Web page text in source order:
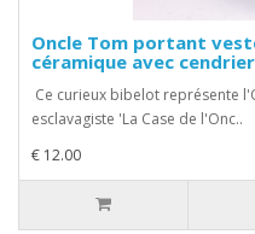
Oncle Tom portant
céramique avec
Ce curieux bibelot représente
esclavagiste 'La Case de l'Onc..
€ 12.00